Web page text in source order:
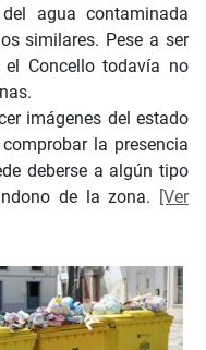
agua contaminada
similares. Pese a ser
Concello todavía no
imágenes del estado
la presencia
deberse a algún tipo
de la zona. [Ver